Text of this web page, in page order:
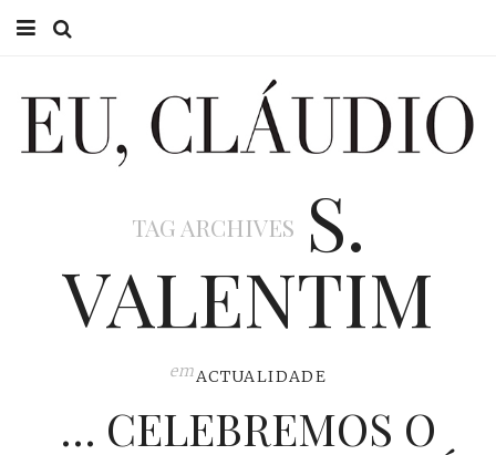
EU CLÁUDIO
EU, PAI
TAG ARCHIVES S.
VALENTIM
emACTUALIDADE
… CELEBREMOS O